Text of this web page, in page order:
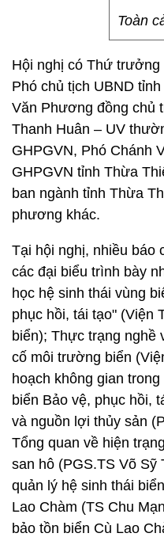
Toàn
Hội nghị có Thứ trưởng
Phó chủ tịch UBND
Văn Phương đồng chủ
Thanh Huân – UV
GHPGVN, Phó Chánh
GHPGVN tỉnh Thừa
ban ngành tỉnh Thừa
phương khác.
Tại hội nghị, nhiều báo
các đại biểu trình bày
học hệ sinh thái vùng
phục hồi, tái tạo" (Viện
biển); Thực trạng nghề
cố môi trường biển
hoạch không gian
biển Bảo vệ, phục hồi,
và nguồn lợi thủy sản
Tổng quan về hiện
san hô (PGS.TS Võ Sỹ
quản lý hệ sinh thái
Lao Chàm (TS Chu
bảo tồn biển Cù Lao